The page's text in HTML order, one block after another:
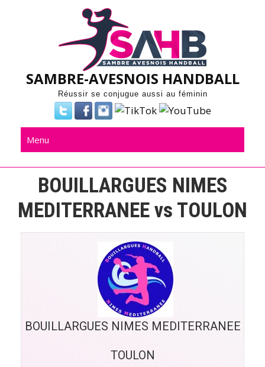
SAMBRE-AVESNOIS HANDBALL
Réussir se conjugue aussi au féminin
Menu
BOUILLARGUES NIMES
MEDITERRANEE vs TOULON
BOUILLARGUES NIMES MEDITERRANEE
TOULON